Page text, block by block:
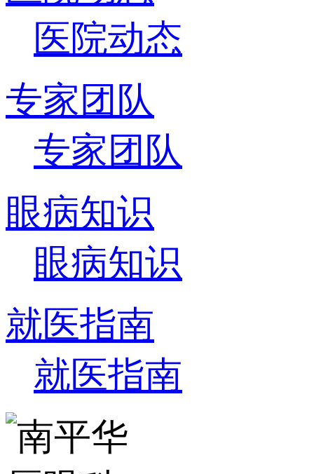
医院动态
专家团队
专家团队
眼病知识
眼病知识
就医指南
就医指南